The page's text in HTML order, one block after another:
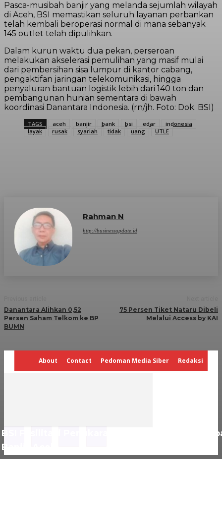
BSI Fasilitasi Penukaran Uang Rusak bagi
Banjir Aceh
Pasca-musibah banjir yang melanda sejumlah wilayah
di Aceh, BSI memastikan seluruh layanan perbankan
telah kembali beroperasi normal di mana sebanyak
145 outlet telah dipulihkan.
​Dalam kurun waktu dua pekan, perseroan
melakukan akselerasi pemulihan yang masif mulai
dari pembersihan sisa lumpur di kantor cabang,
pengaktifan jaringan telekomunikasi, hingga
penyaluran bantuan logistik lebih dari 140 ton dan
pembangunan hunian sementara di bawah
koordinasi Danantara Indonesia. (rn/jh. Foto: Dok. BSI)
TAGS aceh banjir bank bsi edar
indonesia
layak
rusak syariah tidak uang UTLE
Rahman N
http://businessupdate.id
Danantara Alihkan 0,52
Persen Saham Telkom ke BP
BUMN
75 Persen Tiket Nataru Dibeli
Melalui Access by KAI
About Contact Pedoman Media Siber Redaksi